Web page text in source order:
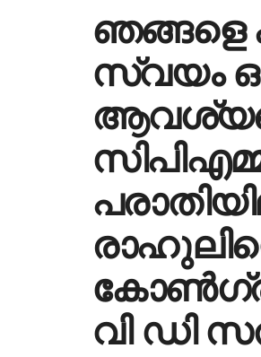
ഞങ്ങളെ
സ്വയം
വി ഡി